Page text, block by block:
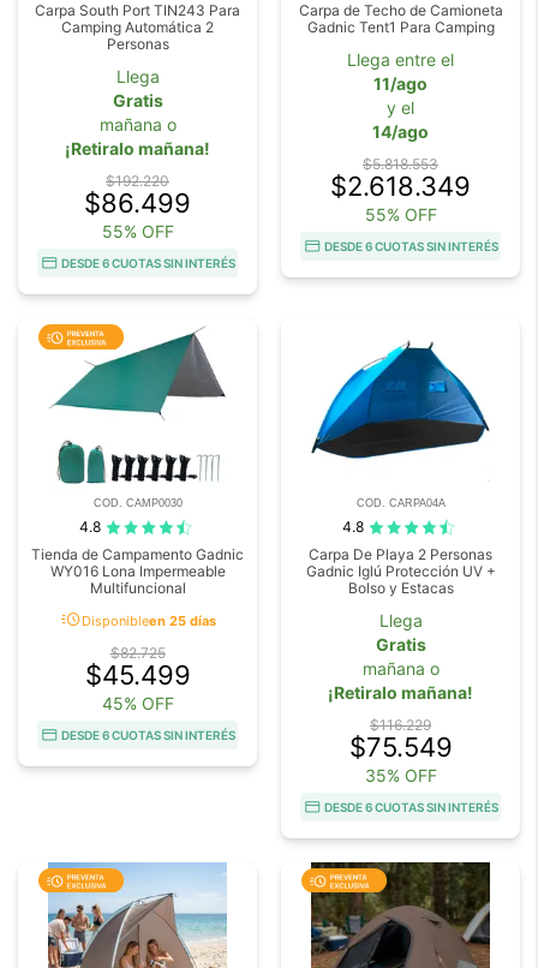
Carpa South Port TIN243 Para
Camping Automática 2
Personas
Llega
Gratis
mañana o
¡Retiralo mañana!
$192.220
$86.499
55% OFF
DESDE 6 CUOTAS SIN INTERÉS
Carpa de Techo de Camioneta
Gadnic Tent1 Para Camping
Llega entre el
11/ago
y el
14/ago
$5.818.553
$2.618.349
55% OFF
DESDE 6 CUOTAS SIN INTERÉS
COD. CAMP0030
4.8
Tienda de Campamento Gadnic
WY016 Lona Impermeable
Multifuncional
acuteDisponibleen 25 días
$82.725
$45.499
45% OFF
DESDE 6 CUOTAS SIN INTERÉS
COD. CARPA04A
4.8
Carpa De Playa 2 Personas
Gadnic Iglú Protección UV +
Bolso y Estacas
Llega
Gratis
mañana o
¡Retiralo mañana!
$116.229
$75.549
35% OFF
DESDE 6 CUOTAS SIN INTERÉS